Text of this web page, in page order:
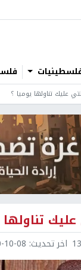
عليك تناولها يوميا ؟
تناولها
اخر تحديث: 08 14:38